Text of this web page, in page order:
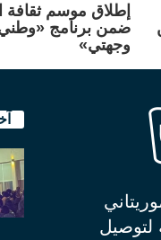
إطلاق موسم ثقافة
ضمن برنامج
وجهتي»
لتوصيل